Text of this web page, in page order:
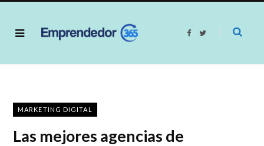
F
b
T
t
MARKETING DIGITAL
Las mejores agencias de